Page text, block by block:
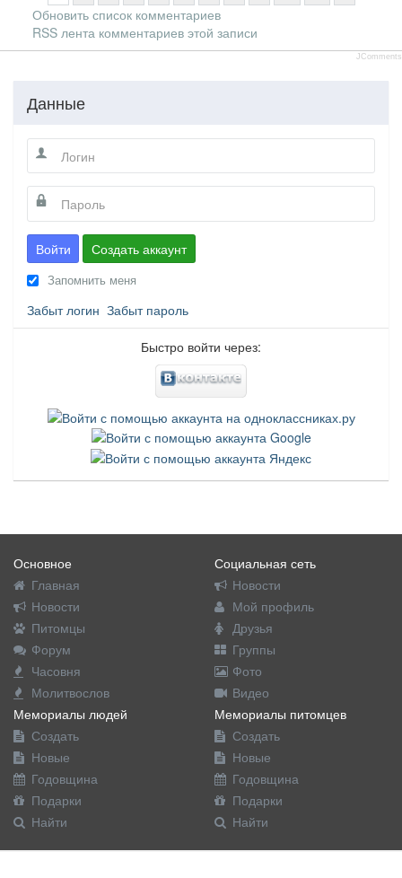
Обновить список комментариев
RSS лента комментариев этой записи
JComments
Данные
Войти Создать аккаунт
Запомнить меня
Забыт логин Забыт пароль
Быстро войти через:
Основное
Главная
Новости
Питомцы
Форум
Часовня
Молитвослов
Социальная сеть
Новости
Мой профиль
Друзья
Группы
Фото
Видео
Мемориалы людей
Создать
Новые
Годовщина
Подарки
Найти
Мемориалы питомцев
Создать
Новые
Годовщина
Подарки
Найти